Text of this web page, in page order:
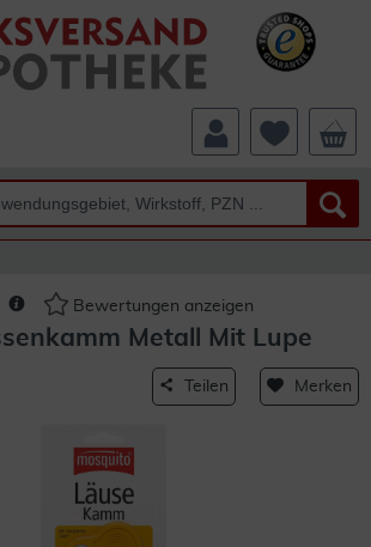
Bewertungen anzeigen
Metall Mit Lupe
Teilen Merken